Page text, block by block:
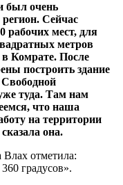
был очень
Сейчас
рабочих мест, для
метров
в Комрате. После
построить здание
туда. Там нам
что наша
на территории
она.
Влах отметила:
градусов».